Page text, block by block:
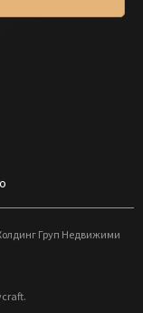
Груп Недвижими